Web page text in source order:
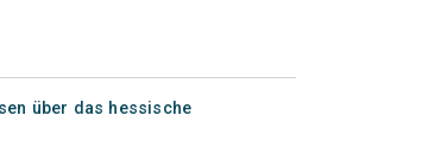
über das hessische